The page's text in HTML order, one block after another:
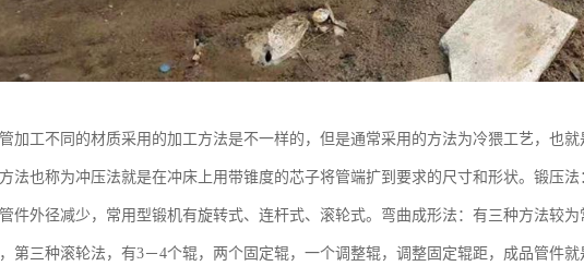
加工不同的材质采用的加工方法是不一样的，但是通常采用的方法为冷猥工艺，也
法也称为冲压法就是在冲床上用带锥度的芯子将管端扩到要求的尺寸和形状。锻压
件外径减少，常用型锻机有旋转式、连杆式、滚轮式。弯曲成形法：有三种方法较
第三种滚轮法，有3－4个辊，两个固定辊，一个调整辊，调整固定辊距，成品管件